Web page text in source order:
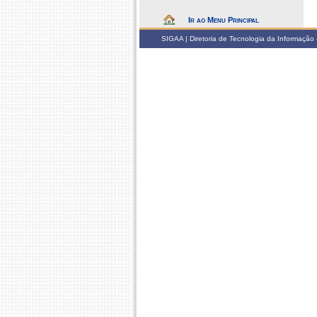
Ir ao Menu Principal
SIGAA | Diretoria de Tecnologia da